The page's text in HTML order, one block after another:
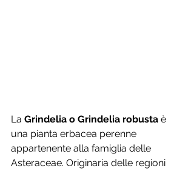
La Grindelia o Grindelia robusta è
una pianta erbacea perenne
appartenente alla famiglia delle
Asteraceae. Originaria delle regioni